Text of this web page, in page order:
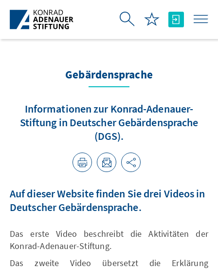
Skip to Main Content
Gebärdensprache
Informationen zur Konrad-Adenauer-
Stiftung in Deutscher Gebärdensprache
(DGS).
Auf dieser Website finden Sie drei Videos in
Deutscher Gebärdensprache.
Das erste Video beschreibt die Aktivitäten der
Konrad-Adenauer-Stiftung.
Das zweite Video übersetzt die Erklärung